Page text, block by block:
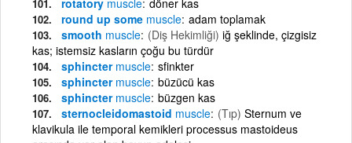
round up some muscle adam toplamak
smooth muscle (Diş Hekimliği) iğ şeklinde, çizgisiz
kas; istemsiz kasların çoğu bu türdür
sphincter muscle sfinkter
sphincter muscle büzücü kas
sphincter muscle büzgen kas
sternocleidomastoid muscle (Tıp) Sternum ve
klavikula ile temporal kemikleri processus mastoideus